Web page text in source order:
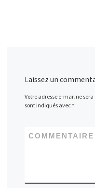
Laissez un
Votre adresse e-mail ne
sont indiqués avec*
COMMENTAIRE